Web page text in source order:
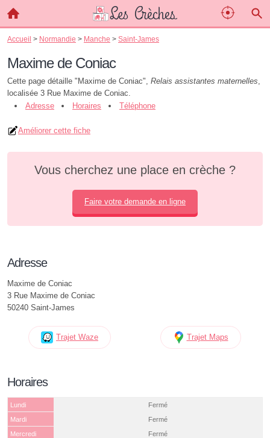
Accueil > Normandie > Manche > Saint-James
Maxime de Coniac
Cette page détaille "Maxime de Coniac", Relais assistantes maternelles,
localisée 3 Rue Maxime de Coniac.
Adresse
Horaires Téléphone
Améliorer cette fiche
Vous cherchez une place en crèche ?
Faire votre demande en ligne
Adresse
Maxime de Coniac
3 Rue Maxime de Coniac
50240 Saint-James
Trajet Waze Trajet Maps
Horaires
Lundi
Fermé
Mardi
Fermé
Mercredi
Fermé